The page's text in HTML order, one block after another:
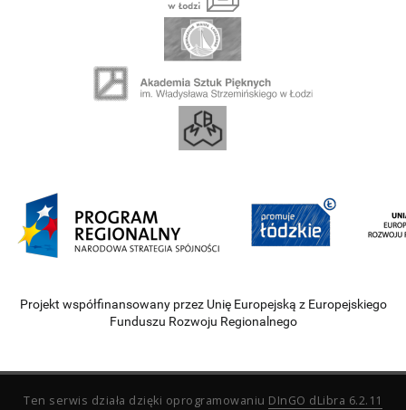
Projekt współfinansowany przez Unię Europejską z Europejskiego
Funduszu Rozwoju Regionalnego
Ten serwis działa dzięki oprogramowaniu DInGO dLibra 6.2.11